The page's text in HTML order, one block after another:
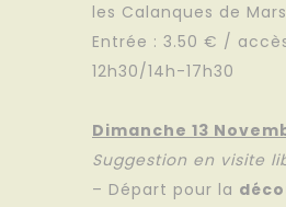
les Calanques de
Entrée : 3.50 € /
12h30/14h-17h30
Dimanche 13
Suggestion en visite
– Départ pour la